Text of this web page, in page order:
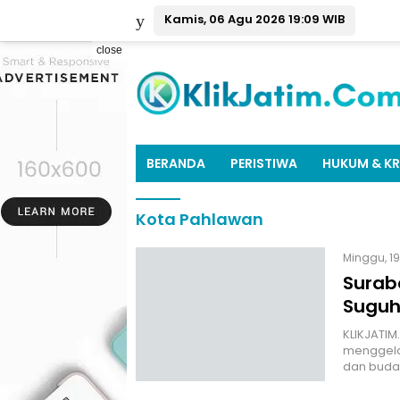
Kamis, 06 Agu 2026 19:09 WIB
close
BERANDA PERISTIWA HUKUM &
Kota Pahlawan
Minggu,
dan